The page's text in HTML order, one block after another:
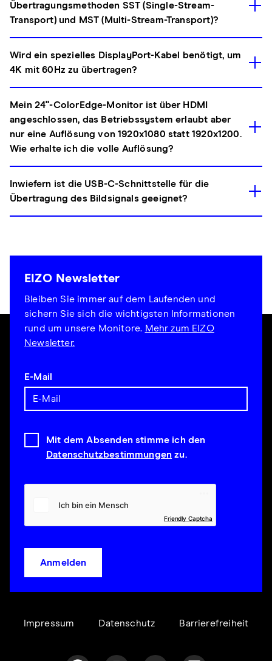
Übertragungsmethoden SST (Single-Stream-
Transport) und MST (Multi-Stream-Transport)?
Wird ein spezielles DisplayPort-Kabel benötigt, um
4K mit 60Hz zu übertragen?
Mein 24"-ColorEdge-Monitor ist über HDMI
angeschlossen, das Betriebssystem erlaubt aber
nur eine Auflösung von 1920x1080 statt 1920x1200.
Wie erhalte ich die volle Auflösung?
Inwiefern ist die USB-C-Schnittstelle für die
Übertragung des Bildsignals geeignet?
EIZO Newsletter
Bleiben Sie immer auf dem Laufenden und
sichern Sie sich die wichtigsten Informationen
rund um unsere Monitore. Mehr zum EIZO
Newsletter.
E-Mail
Mit dem Absenden stimme ich den
Datenschutzbestimmungen zu.
Friendly Captcha
Anmelden
Impressum Datenschutz Barrierefreiheit